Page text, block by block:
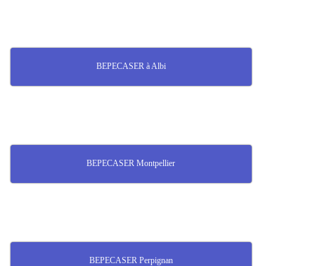
BEPECASER à Albi
BEPECASER Montpellier
BEPECASER Perpignan